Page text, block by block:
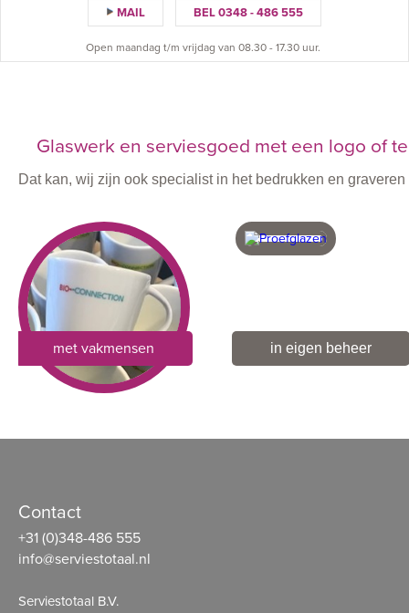
MAIL BEL 0348 - 486 555
Open maandag t/m vrijdag van 08.30 - 17.30 uur.
Glaswerk en serviesgoed met een logo of
Dat kan, wij zijn ook specialist in het bedrukken en
met vakmensen in eigen beheer
Contact
+31 (0)348-486 555
info@serviestotaal.nl
Serviestotaal B.V.